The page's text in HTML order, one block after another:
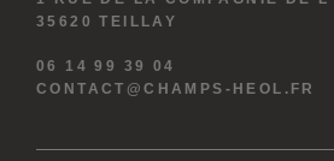
35620 TEILLAY
06 14 99 39 04
CONTACT@CHAMPS-HEOL.FR